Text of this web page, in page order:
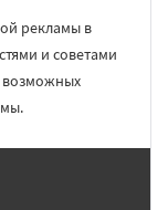
рекламы в
и советами
возможных